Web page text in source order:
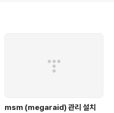
msm (megaraid) 관리 설치